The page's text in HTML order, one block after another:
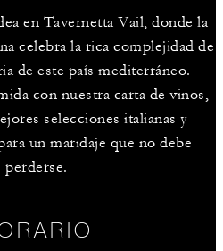
en Tavernetta Vail, donde la
celebra la rica complejidad de
de este país mediterráneo.
con nuestra carta de vinos,
selecciones italianas y
un maridaje que no debe
perderse.